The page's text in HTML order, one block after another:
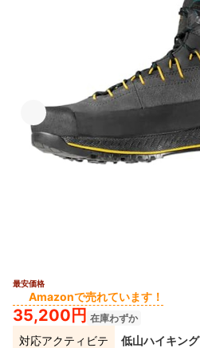
最安価格
Amazonで売れています！
35,200円 在庫わずか
対応アクティビテ
低山ハイキング